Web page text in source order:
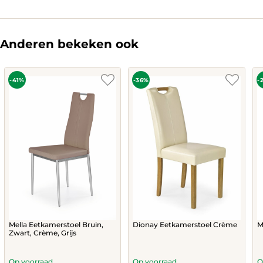
Anderen bekeken ook
-41%
Mella Eetkamerstoel Bruin,
Zwart, Crème, Grijs
-36%
Dionay Eetkamerstoel Crème
-